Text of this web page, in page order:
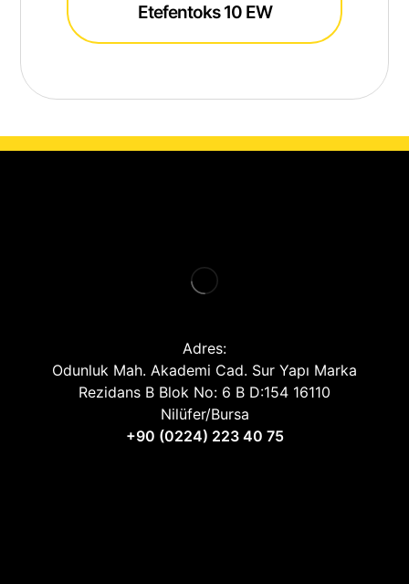
Etefentoks 10 EW
Adres:
Odunluk Mah. Akademi Cad. Sur Yapı Marka
Rezidans B Blok No: 6 B D:154 16110
Nilüfer/Bursa
+90 (0224) 223 40 75